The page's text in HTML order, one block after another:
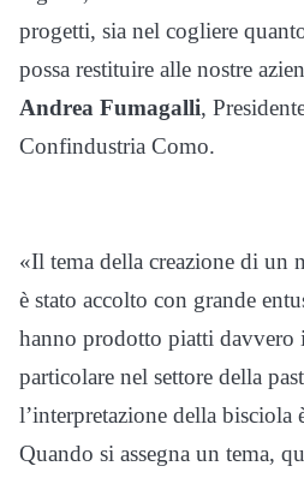
progetti, sia nel cogliere
possa restituire alle nostre
Andrea Fumagalli,
Confindustria Como.
«Il tema della creazione di un
è stato accolto con grande
hanno prodotto piatti davvero
particolare nel settore della
l’interpretazione della bisciola
Quando si assegna un tema,